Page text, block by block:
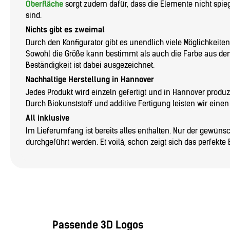
Oberfläche sorgt zudem dafür, dass die Elemente nicht
sind.
Nichts gibt es zweimal
Durch den Konfigurator gibt es unendlich viele
Sowohl die Größe kann bestimmt als auch die Farbe aus
Beständigkeit ist dabei ausgezeichnet.
Nachhaltige Herstellung in Hannover
Jedes Produkt wird einzeln gefertigt und in Hannover
Durch Biokunststoff und additive Fertigung leisten wir
All inklusive
Im Lieferumfang ist bereits alles enthalten. Nur der
durchgeführt werden. Et voilà, schon zeigt sich das perfekte
Passende 3D Logos